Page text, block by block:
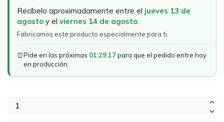
Recíbelo aproximadamente entre el jueves 13 de
agosto y el viernes 14 de agosto.
Fabricamos este producto especialmente para ti.
⏰Pide en las próximas 01:29:17para que el pedido entre hoy
en producción.